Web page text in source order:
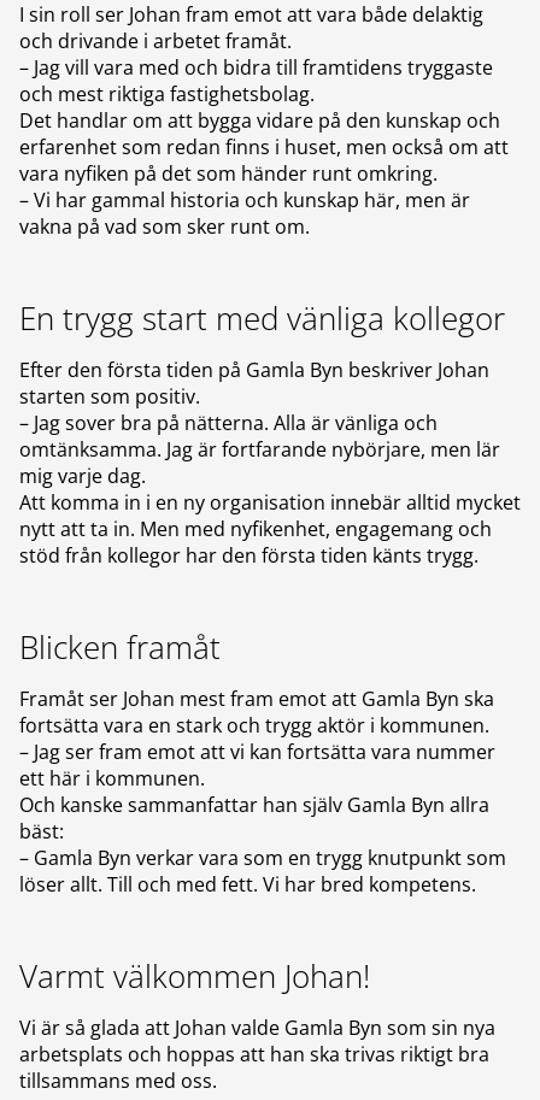
I sin roll ser Johan fram emot att vara både delaktig
och drivande i arbetet framåt.
– Jag vill vara med och bidra till framtidens tryggaste
och mest riktiga fastighetsbolag.
Det handlar om att bygga vidare på den kunskap och
erfarenhet som redan finns i huset, men också om att
vara nyfiken på det som händer runt omkring.
– Vi har gammal historia och kunskap här, men är
vakna på vad som sker runt om.
En trygg start med vänliga kollegor
Efter den första tiden på Gamla Byn beskriver Johan
starten som positiv.
– Jag sover bra på nätterna. Alla är vänliga och
omtänksamma. Jag är fortfarande nybörjare, men lär
mig varje dag.
Att komma in i en ny organisation innebär alltid mycket
nytt att ta in. Men med nyfikenhet, engagemang och
stöd från kollegor har den första tiden känts trygg.
Blicken framåt
Framåt ser Johan mest fram emot att Gamla Byn ska
fortsätta vara en stark och trygg aktör i kommunen.
– Jag ser fram emot att vi kan fortsätta vara nummer
ett här i kommunen.
Och kanske sammanfattar han själv Gamla Byn allra
bäst:
– Gamla Byn verkar vara som en trygg knutpunkt som
löser allt. Till och med fett. Vi har bred kompetens.
Varmt välkommen Johan!
Vi är så glada att Johan valde Gamla Byn som sin nya
arbetsplats och hoppas att han ska trivas riktigt bra
tillsammans med oss.